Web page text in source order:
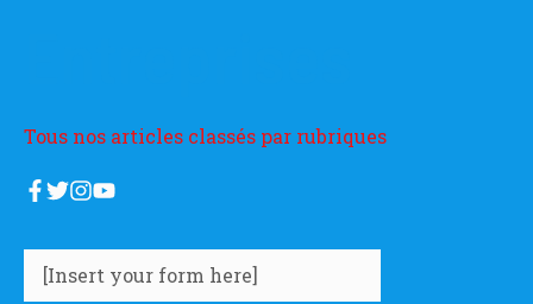
Tous nos articles classés par rubriques
[Insert your form here]